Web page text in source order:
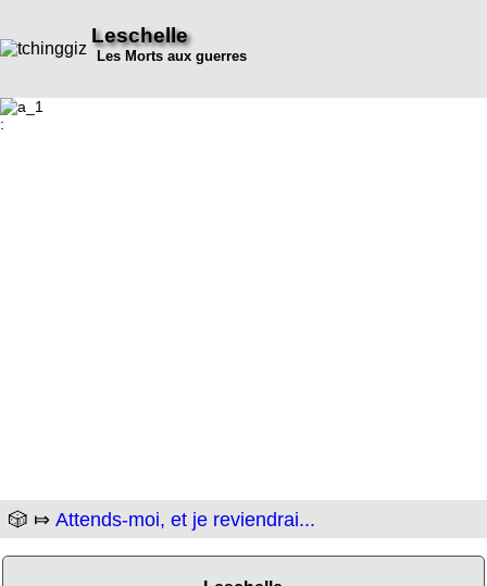
Leschelle
Les Morts aux guerres
:
🎲 ⤇ Attends-moi, et je reviendrai...